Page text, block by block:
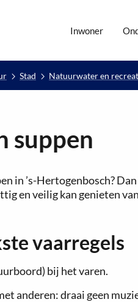
Inwoner
Stad Natuurwater en
suppen
in ’s-Hertogenbosch?
en veilig kan genieten
vaarregels
bij het varen.
anderen: draai geen